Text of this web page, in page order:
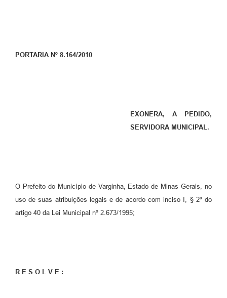
PORTARIA Nº 8.164/2010
EXONERA, A PEDIDO,
SERVIDORA MUNICIPAL.
O Prefeito do Município de Varginha, Estado de Minas Gerais, no
uso de suas atribuições legais e de acordo com inciso I, § 2º do
artigo 40 da Lei Municipal nº 2.673/1995;
R E S O L V E :